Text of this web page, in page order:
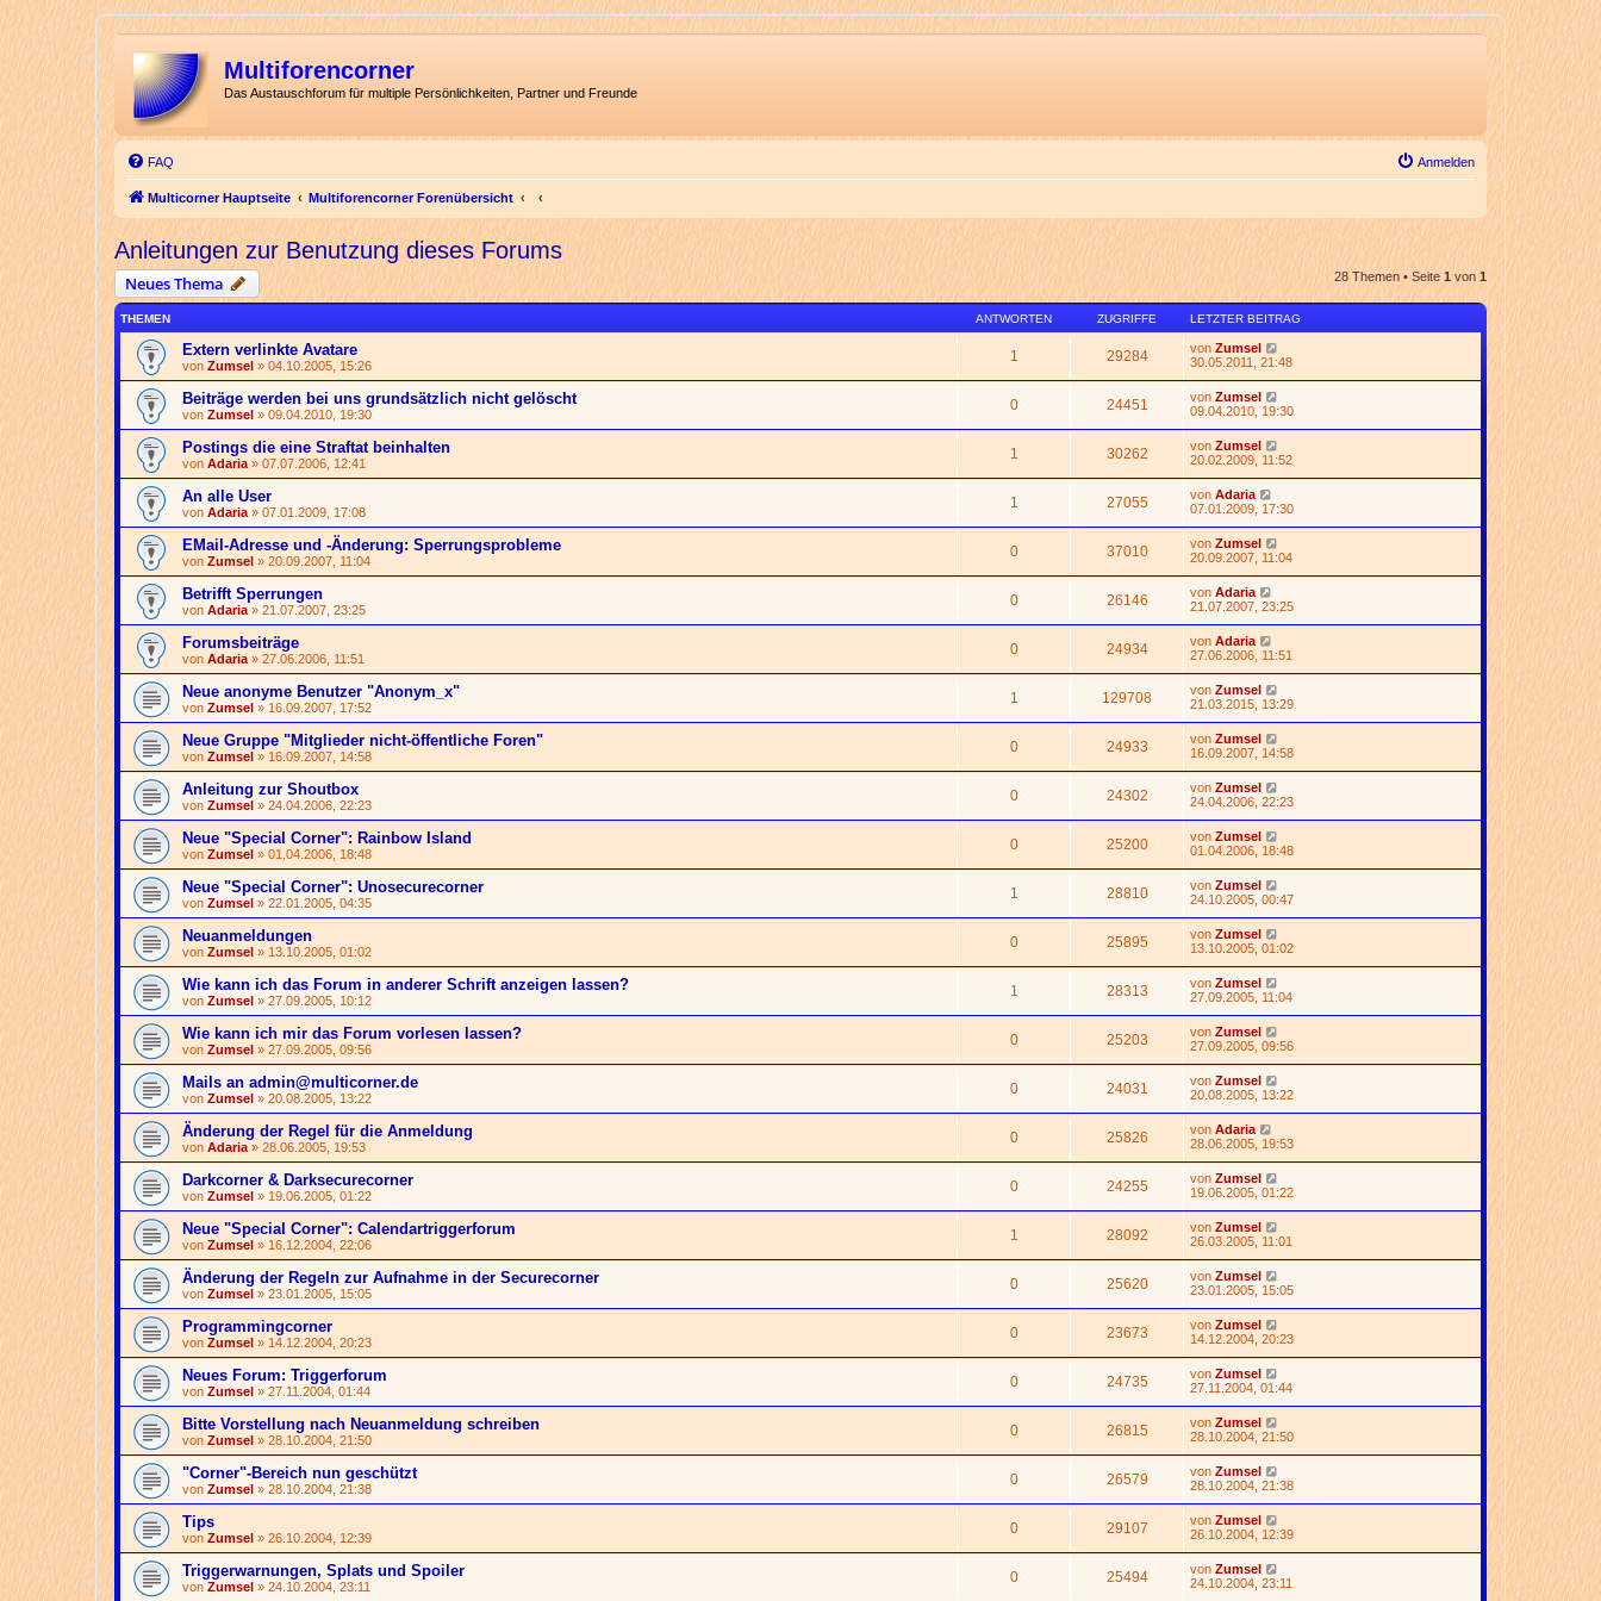
Multiforencorner
Das Austauschforum für multiple Persönlichkeiten, Partner und Freunde
FAQ Anmelden
Multicorner Hauptseite Multiforencorner Forenübersicht
Anleitungen zur Benutzung dieses Forums
Neues Thema 28 Themen • Seite1 von1
THEMEN ANTWORTEN ZUGRIFFE LETZTER BEITRAG
Extern verlinkte Avatare
von Zumsel » 04.10.2005, 15:26
1 29284 von Zumsel
30.05.2011, 21:48
Beiträge werden bei uns grundsätzlich nicht gelöscht
von Zumsel » 09.04.2010, 19:30
0 24451 von Zumsel
09.04.2010, 19:30
Postings die eine Straftat beinhalten
von Adaria » 07.07.2006, 12:41
1 30262 von Zumsel
20.02.2009, 11:52
An alle User
von Adaria » 07.01.2009, 17:08
1 27055 von Adaria
07.01.2009, 17:30
EMail-Adresse und -Änderung: Sperrungsprobleme
von Zumsel » 20.09.2007, 11:04
0 37010 von Zumsel
20.09.2007, 11:04
Betrifft Sperrungen
von Adaria » 21.07.2007, 23:25
0 26146 von Adaria
21.07.2007, 23:25
Forumsbeiträge
von Adaria » 27.06.2006, 11:51
0 24934 von Adaria
27.06.2006, 11:51
Neue anonyme Benutzer "Anonym_x"
von Zumsel » 16.09.2007, 17:52
1 129708 von Zumsel
21.03.2015, 13:29
Neue Gruppe "Mitglieder nicht-öffentliche Foren"
von Zumsel » 16.09.2007, 14:58
0 24933 von Zumsel
16.09.2007, 14:58
Anleitung zur Shoutbox
von Zumsel » 24.04.2006, 22:23
0 24302 von Zumsel
24.04.2006, 22:23
Neue "Special Corner": Rainbow Island
von Zumsel » 01.04.2006, 18:48
0 25200 von Zumsel
01.04.2006, 18:48
Neue "Special Corner": Unosecurecorner
von Zumsel » 22.01.2005, 04:35
1 28810 von Zumsel
24.10.2005, 00:47
Neuanmeldungen
von Zumsel » 13.10.2005, 01:02
0 25895 von Zumsel
13.10.2005, 01:02
Wie kann ich das Forum in anderer Schrift anzeigen lassen?
von Zumsel » 27.09.2005, 10:12
1 28313 von Zumsel
27.09.2005, 11:04
Wie kann ich mir das Forum vorlesen lassen?
von Zumsel » 27.09.2005, 09:56
0 25203 von Zumsel
27.09.2005, 09:56
Mails an admin@multicorner.de
von Zumsel » 20.08.2005, 13:22
0 24031 von Zumsel
20.08.2005, 13:22
Änderung der Regel für die Anmeldung
von Adaria » 28.06.2005, 19:53
0 25826 von Adaria
28.06.2005, 19:53
Darkcorner & Darksecurecorner
von Zumsel » 19.06.2005, 01:22
0 24255 von Zumsel
19.06.2005, 01:22
Neue "Special Corner": Calendartriggerforum
von Zumsel » 16.12.2004, 22:06
1 28092 von Zumsel
26.03.2005, 11:01
Änderung der Regeln zur Aufnahme in der Securecorner
von Zumsel » 23.01.2005, 15:05
0 25620 von Zumsel
23.01.2005, 15:05
Programmingcorner
von Zumsel » 14.12.2004, 20:23
0 23673 von Zumsel
14.12.2004, 20:23
Neues Forum: Triggerforum
von Zumsel » 27.11.2004, 01:44
0 24735 von Zumsel
27.11.2004, 01:44
Bitte Vorstellung nach Neuanmeldung schreiben
von Zumsel » 28.10.2004, 21:50
0 26815 von Zumsel
28.10.2004, 21:50
"Corner"-Bereich nun geschützt
von Zumsel » 28.10.2004, 21:38
0 26579 von Zumsel
28.10.2004, 21:38
Tips
von Zumsel » 26.10.2004, 12:39
0 29107 von Zumsel
26.10.2004, 12:39
Triggerwarnungen, Splats und Spoiler
von Zumsel » 24.10.2004, 23:11
0 25494 von Zumsel
24.10.2004, 23:11